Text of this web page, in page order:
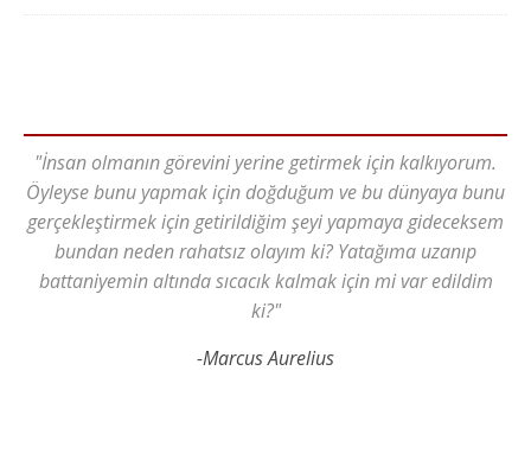
"İnsan olmanın görevini yerine getirmek için kalkıyorum.
Öyleyse bunu yapmak için doğduğum ve bu dünyaya bunu
gerçekleştirmek için getirildiğim şeyi yapmaya gideceksem
bundan neden rahatsız olayım ki? Yatağıma uzanıp
battaniyemin altında sıcacık kalmak için mi var edildim
ki?"
-Marcus Aurelius